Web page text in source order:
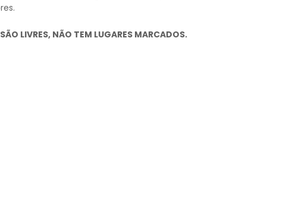
LIVRES, NÃO TEM LUGARES MARCADOS.